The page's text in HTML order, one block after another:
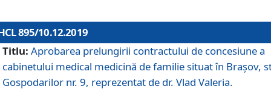
895/10.12.2019
Titlu: Aprobarea prelungirii contractului de concesiune a
cabinetului medical medicină de familie situat în Braşov,
Gospodarilor nr. 9, reprezentat de dr. Vlad Valeria.